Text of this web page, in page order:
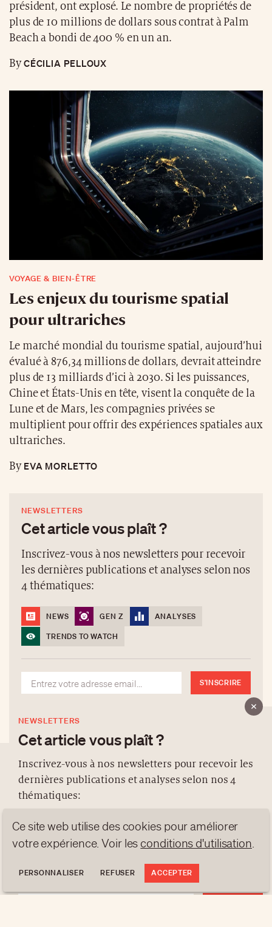
président, ont explosé. Le nombre de propriétés de
plus de 10 millions de dollars sous contrat à Palm
Beach a bondi de 400 % en un an.
ByCÉCILIA PELLOUX
VOYAGE & BIEN-ÊTRE
Les enjeux du tourisme spatial
pour ultrariches
Le marché mondial du tourisme spatial, aujourd’hui
évalué à 876,34 millions de dollars, devrait atteindre
plus de 13 milliards d’ici à 2030. Si les puissances,
Chine et États-Unis en tête, visent la conquête de la
Lune et de Mars, les compagnies privées se
multiplient pour offrir des expériences spatiales aux
ultrariches.
ByEVA MORLETTO
NEWSLETTERS
Cet article vous plaît ?
Inscrivez-vous à nos newsletters pour recevoir
les dernières publications et analyses selon nos
4 thématiques:
NEWS GEN Z
ANALYSES
TRENDS TO WATCH
S'INSCRIRE
NEWSLETTERS
Cet article vous plaît ?
Inscrivez-vous à nos newsletters pour recevoir les
dernières publications et analyses selon nos 4
thématiques:
NEWS GEN Z
ANALYSES
TRENDS TO WATCH
À PROPOS
PROTECTION DES DONNÉES
contact@luxurytribune.com
Conçu parAntistatique
Ce site web utilise des cookies pour améliorer
votre expérience. Voir les conditions d'utilisation
PERSONNALISER REFUSER ACCEPTER